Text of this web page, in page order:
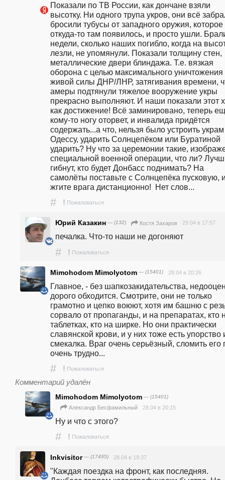
Показали по ТВ России, как дончане взяли
высотку. Ни одного трупа укров, они всё
бросили тубусы от западного оружия, которое
откуда-то там появилось, и просто ушли.
недели, сколько наших погибло, когда на
лезли, не упомянули. Показали толщину стен,
металлические двери блиндажа. Т.е. вязкая
оборона с целью максимального уничтожения
живой силы ДНР/ЛНР, затягивания времени,
амеры подтянули тяжелое вооружение укры
прекрасно выполняют. И наши показали этот
как достижение! Всё заминировано, теперь
кому-то ногу оторвет, и инвалида придётся
содержать...а что, нельзя было устроить украм
Одессу, ударить Солнцепёком или Буратиной
ударить? Ну что за церемонии такие,
специальной военной операции, что ли?
гибнут, кто будет Донбасс поднимать? На
самолёты поставьте с Солнцепёка пусковую,
жгите врага дистанционно!  Нет слов...
# ! Пожаловаться
Юрий Казакин — (132) Костя Захаров 29.04 в 17:57
печалка. Что-то наши не догоняют
# ! Пожаловаться
Mimohodom Mimolyotom — (15401) 28.04 в 20:26
Главное, - без шапкозакидательства,
дорого обходится. Смотрите, они не только
грамотно и цепко воюют, хотя им башню с
сорвало от пропаганды, и на препаратах, кто
таблетках, кто на ширке. Но они практически
славянской крови, и у них тоже есть упорство
смекалка. Враг очень серьёзный, сломить его
очень трудно...
# ! Пожаловаться
Комментарий удалён
Mimohodom Mimolyotom — (15401)
Александр Бесфамильный 28.04 в 20:15
Ну и что с этого?
# ! Пожаловаться
Inkvisitor— (17495) 28.04 в 19:37
"Каждая поездка на фронт, как последняя.